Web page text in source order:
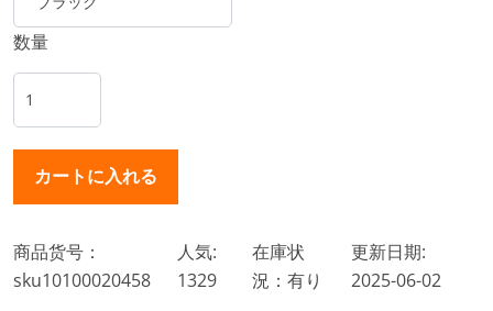
数量
商品货号：
sku10100020458
人気:
1329
在庫状
況：有り
更新日期:
2025-06-02